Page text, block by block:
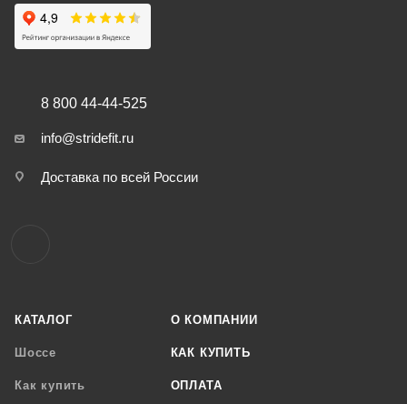
КАТАЛОГ
Шоссе
Как купить
О КОМПАНИИ
КАК КУПИТЬ
ОПЛАТА
8 800 44-44-525
info@stridefit.ru
Доставка по всей России